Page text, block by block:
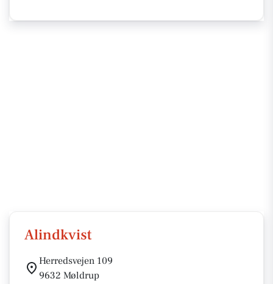
Alindkvist
Herredsvejen 109
9632 Møldrup